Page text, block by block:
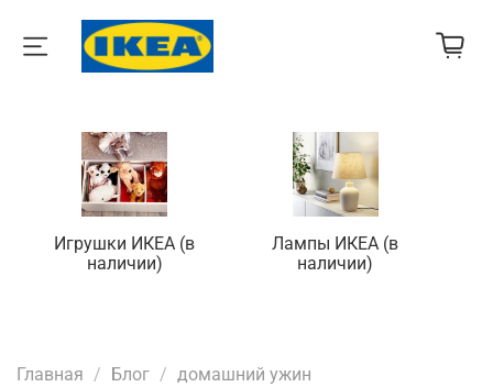
Игрушки ИКЕА (в
наличии)
Лампы ИКЕА (в
наличии)
Главная Блог домашний ужин